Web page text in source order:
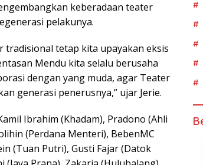
keberadaan teater
pelakunya.
tradisional tetap kita upayakan eksis
Mendu kita selalu berusaha
dengan yang muda, agar Teater
generasi penerusnya,” ujar Jerie.
Ibrahim (Khadam), Pradono (Ahli
(Perdana Menteri), BebenMC
(Tuan Putri), Gusti Fajar (Datok